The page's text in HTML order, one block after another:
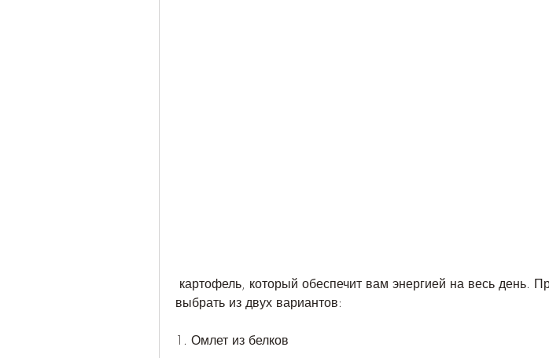
выбрать из двух вариантов:
1. Омлет из белков